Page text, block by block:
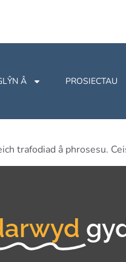
Â PROSIECTAU
trafodiad â phrosesu.